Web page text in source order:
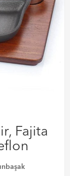
Fajita